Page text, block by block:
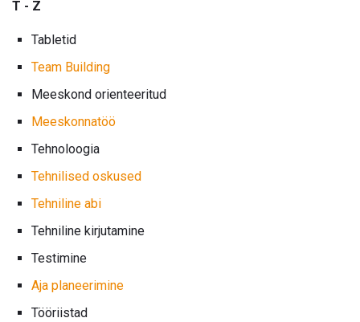
T - Z
Tabletid
Team Building
Meeskond orienteeritud
Meeskonnatöö
Tehnoloogia
Tehnilised oskused
Tehniline abi
Tehniline kirjutamine
Testimine
Aja planeerimine
Tööriistad